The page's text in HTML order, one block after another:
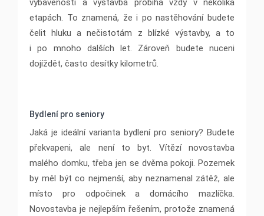
vybavenosti a výstavba probíhá vždy v několika
etapách. To znamená, že i po nastěhování budete
čelit hluku a nečistotám z blízké výstavby, a to
i po mnoho dalších let. Zároveň budete nuceni
dojíždět, často desítky kilometrů.
Bydlení pro seniory
Jaká je ideální varianta bydlení pro seniory? Budete
překvapeni, ale není to byt. Vítězí novostavba
malého domku, třeba jen se dvěma pokoji. Pozemek
by měl být co nejmenší, aby neznamenal zátěž, ale
místo pro odpočinek a domácího mazlíčka.
Novostavba je nejlepším řešením, protože znamená